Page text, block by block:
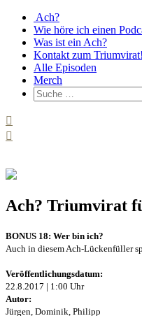
Ach?
Wie höre ich einen
Was ist ein Ach?
Kontakt zum Triumvirat!
Alle Episoden
Merch
Ach? Triumvirat
BONUS 18: Wer bin ich?
Auch in diesem Ach-Lückenfüller
Veröffentlichungsdatum:
22.8.2017 | 1:00 Uhr
Autor:
Jürgen, Dominik, Philipp